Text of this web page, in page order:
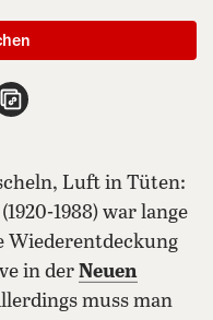
teilen
E-Mail teilen
Luft in Tüten:
1988) war lange
Wiederentdeckung
in der Neuen
muss man